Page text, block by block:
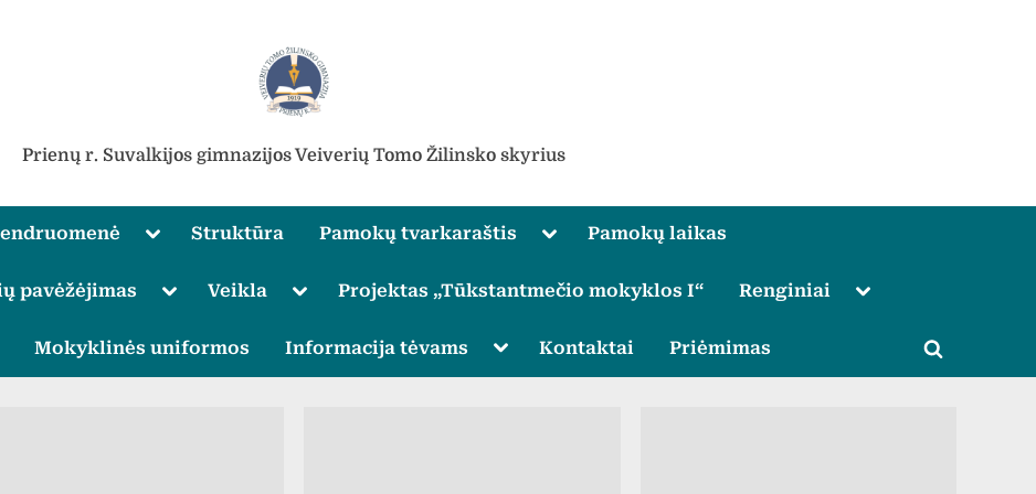
Prienų r. Suvalkijos gimnazijos Veiverių Tomo Žilinsko skyrius
Toggle
sub-
menu
Struktūra Pamokų tvarkaraštis
TogglePamokų laikas
pavėžėjimas
ToggleVeikla
ToggleProjektas „Tūkstantmečio mokyklos I“ Renginiai
Toggle
Mokyklinės uniformos Informacija tėvams
Toggle
menu
Kontaktai Priėmimas
Toggle